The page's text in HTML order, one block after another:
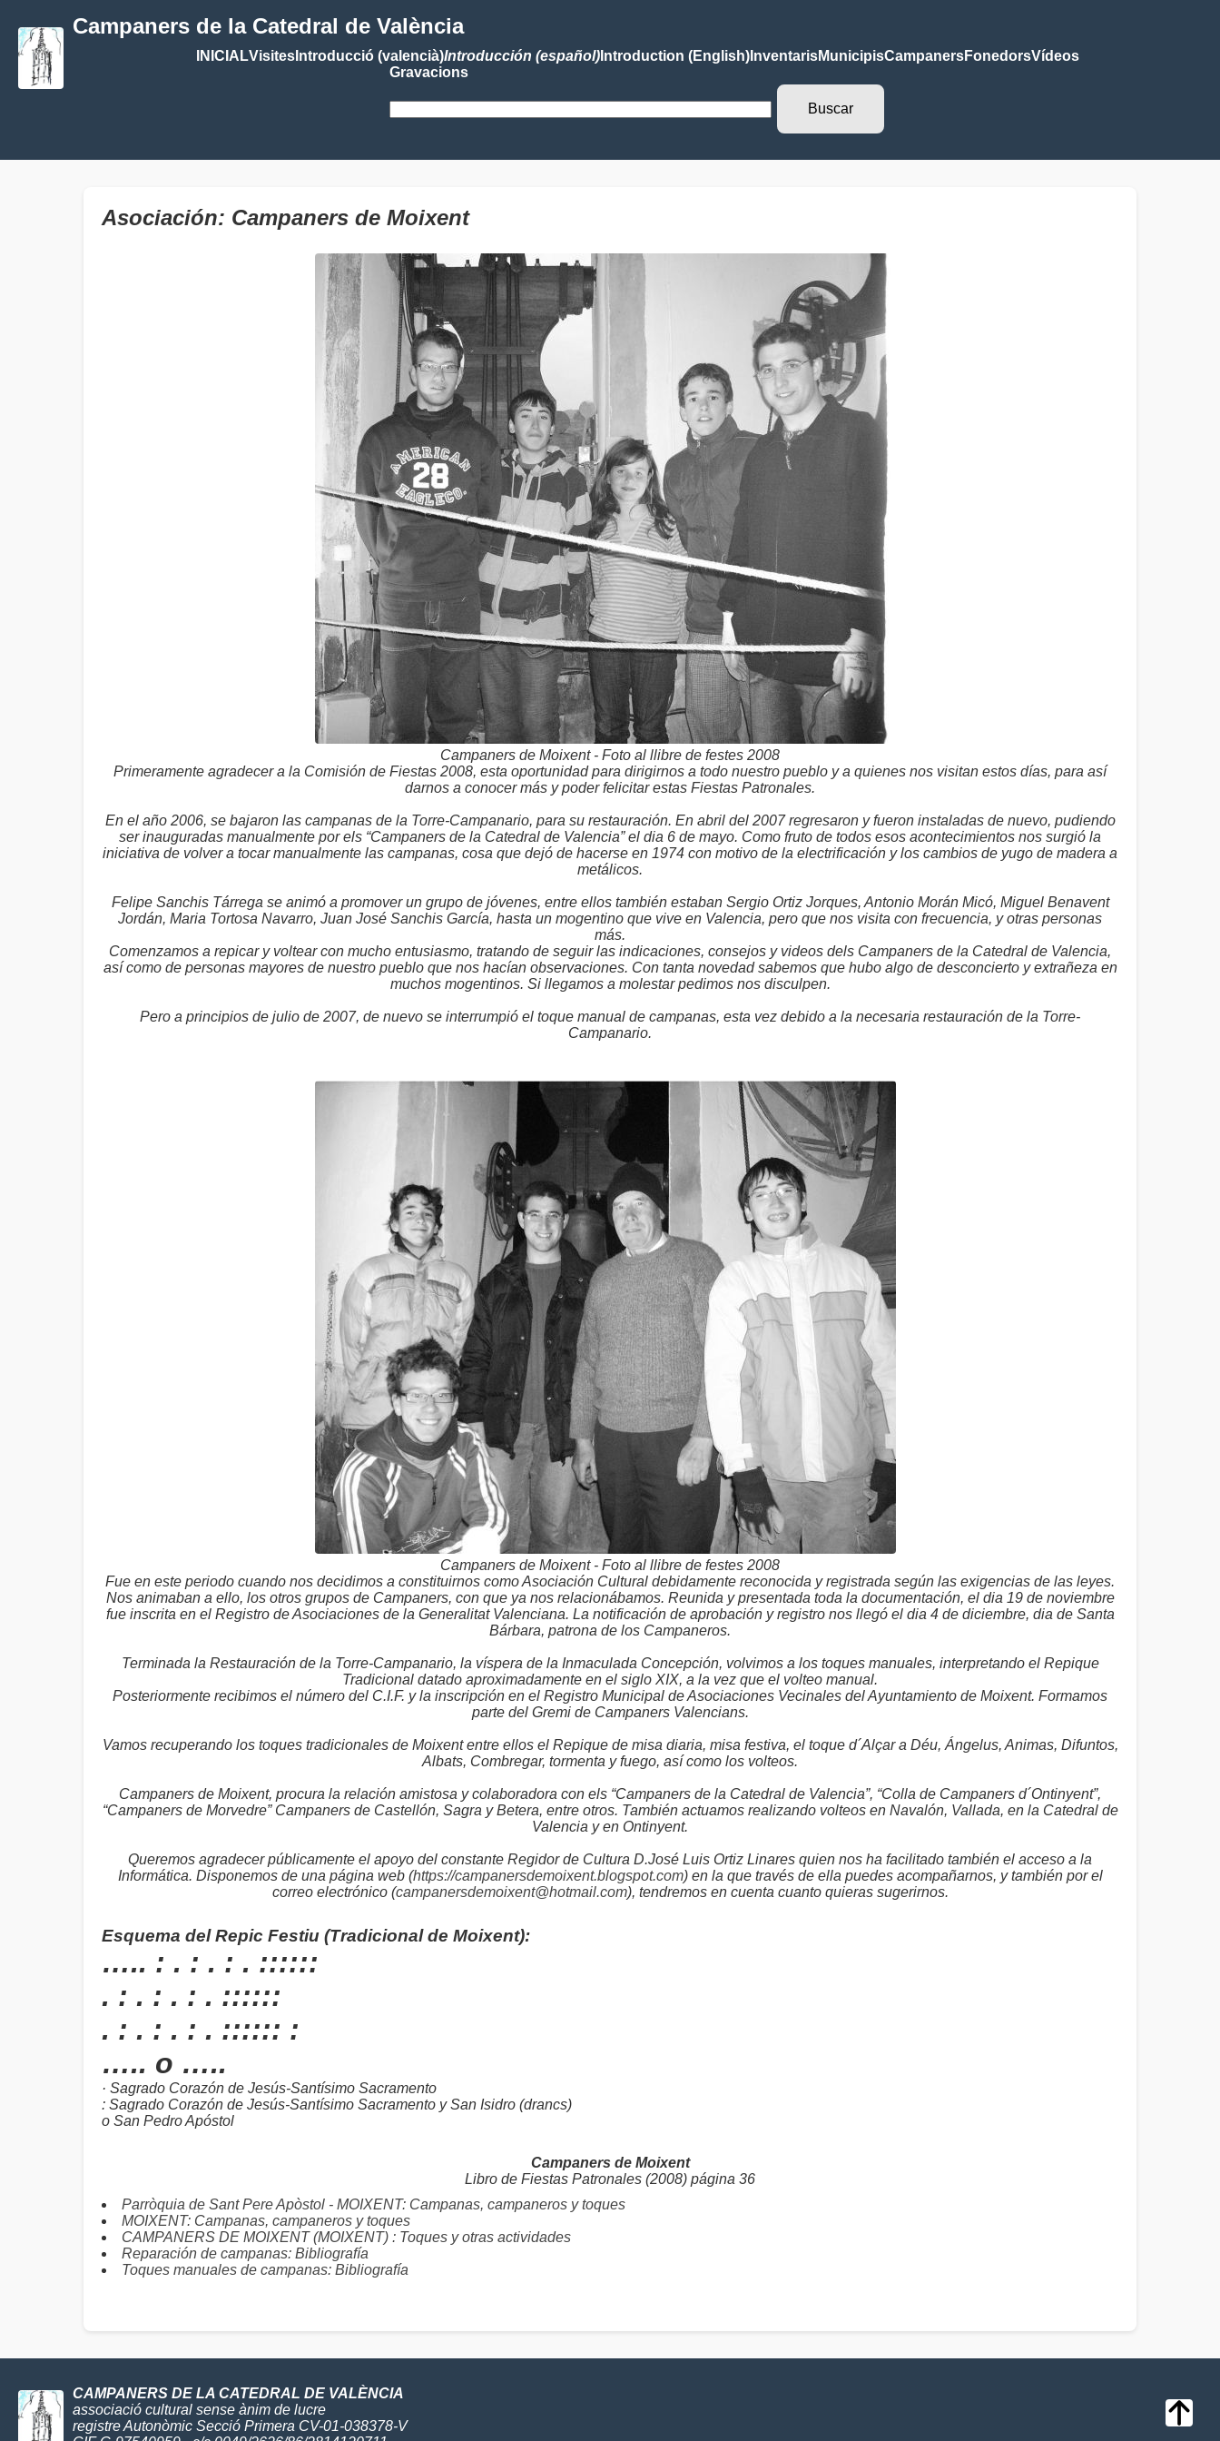
Campaners de la Catedral de València
INICIALVisitesIntroducció (valencià)Introducción (español)Introduction (English)InventarisMunicipisCampanersFonedorsVídeos
Gravacions
Asociación: Campaners de Moixent
Campaners de Moixent - Foto al llibre de festes 2008
Primeramente agradecer a la Comisión de Fiestas 2008, esta oportunidad para dirigirnos a todo nuestro pueblo y a quienes nos visitan estos días, para así
darnos a conocer más y poder felicitar estas Fiestas Patronales.
En el año 2006, se bajaron las campanas de la Torre-Campanario, para su restauración. En abril del 2007 regresaron y fueron instaladas de nuevo, pudiendo
ser inauguradas manualmente por els “Campaners de la Catedral de Valencia” el dia 6 de mayo. Como fruto de todos esos acontecimientos nos surgió la
iniciativa de volver a tocar manualmente las campanas, cosa que dejó de hacerse en 1974 con motivo de la electrificación y los cambios de yugo de madera a
metálicos.
Felipe Sanchis Tárrega se animó a promover un grupo de jóvenes, entre ellos también estaban Sergio Ortiz Jorques, Antonio Morán Micó, Miguel Benavent
Jordán, Maria Tortosa Navarro, Juan José Sanchis García, hasta un mogentino que vive en Valencia, pero que nos visita con frecuencia, y otras personas
más.
Comenzamos a repicar y voltear con mucho entusiasmo, tratando de seguir las indicaciones, consejos y videos dels Campaners de la Catedral de Valencia,
así como de personas mayores de nuestro pueblo que nos hacían observaciones. Con tanta novedad sabemos que hubo algo de desconcierto y extrañeza en
muchos mogentinos. Si llegamos a molestar pedimos nos disculpen.
Pero a principios de julio de 2007, de nuevo se interrumpió el toque manual de campanas, esta vez debido a la necesaria restauración de la Torre-
Campanario.
Campaners de Moixent - Foto al llibre de festes 2008
Fue en este periodo cuando nos decidimos a constituirnos como Asociación Cultural debidamente reconocida y registrada según las exigencias de las leyes.
Nos animaban a ello, los otros grupos de Campaners, con que ya nos relacionábamos. Reunida y presentada toda la documentación, el dia 19 de noviembre
fue inscrita en el Registro de Asociaciones de la Generalitat Valenciana. La notificación de aprobación y registro nos llegó el dia 4 de diciembre, dia de Santa
Bárbara, patrona de los Campaneros.
Terminada la Restauración de la Torre-Campanario, la víspera de la Inmaculada Concepción, volvimos a los toques manuales, interpretando el Repique
Tradicional datado aproximadamente en el siglo XIX, a la vez que el volteo manual.
Posteriormente recibimos el número del C.I.F. y la inscripción en el Registro Municipal de Asociaciones Vecinales del Ayuntamiento de Moixent. Formamos
parte del Gremi de Campaners Valencians.
Vamos recuperando los toques tradicionales de Moixent entre ellos el Repique de misa diaria, misa festiva, el toque d´Alçar a Déu, Ángelus, Animas, Difuntos,
Albats, Combregar, tormenta y fuego, así como los volteos.
Campaners de Moixent, procura la relación amistosa y colaboradora con els “Campaners de la Catedral de Valencia”, “Colla de Campaners d´Ontinyent”,
“Campaners de Morvedre” Campaners de Castellón, Sagra y Betera, entre otros. También actuamos realizando volteos en Navalón, Vallada, en la Catedral de
Valencia y en Ontinyent.
Queremos agradecer públicamente el apoyo del constante Regidor de Cultura D.José Luis Ortiz Linares quien nos ha facilitado también el acceso a la
Informática. Disponemos de una página web (https://campanersdemoixent.blogspot.com) en la que través de ella puedes acompañarnos, y también por el
correo electrónico (campanersdemoixent@hotmail.com), tendremos en cuenta cuanto quieras sugerirnos.
Esquema del Repic Festiu (Tradicional de Moixent):
….. : . : . : . ::::::
. : . : . : . ::::::
. : . : . : . :::::: :
….. o …..
· Sagrado Corazón de Jesús-Santísimo Sacramento
: Sagrado Corazón de Jesús-Santísimo Sacramento y San Isidro (drancs)
o San Pedro Apóstol
Campaners de Moixent
Libro de Fiestas Patronales (2008) página 36
Parròquia de Sant Pere Apòstol - MOIXENT: Campanas, campaneros y toques
MOIXENT: Campanas, campaneros y toques
CAMPANERS DE MOIXENT (MOIXENT) : Toques y otras actividades
Reparación de campanas: Bibliografía
Toques manuales de campanas: Bibliografía
CAMPANERS DE LA CATEDRAL DE VALÈNCIA
associació cultural sense ànim de lucre
registre Autonòmic Secció Primera CV-01-038378-V